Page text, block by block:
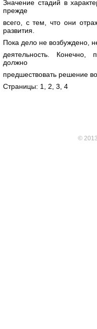
Значение стадий в
прежде
всего, с тем, что они
развития.
Пока дело не возбуждено,
деятельность. Конечно,
должно
предшествовать решение
Страницы: 1, 2 3 4
©